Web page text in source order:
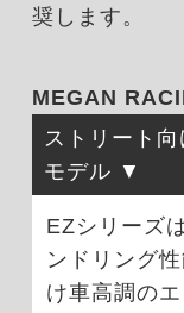
奨します。
MEGAN
ストリート
モデル
EZシリーズ
ンドリング
け車高調の